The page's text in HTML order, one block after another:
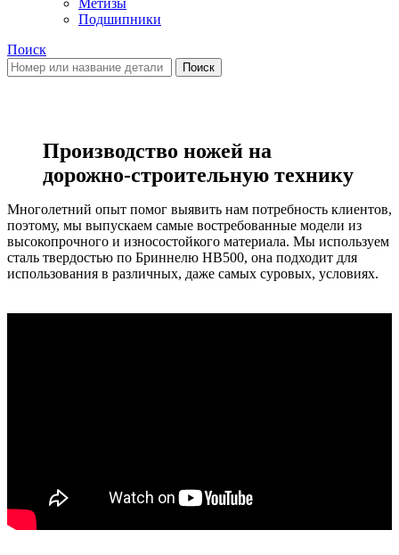
Метизы
Подшипники
Поиск
Поиск
Производство ножей на
дорожно-строительную технику
Многолетний опыт помог выявить нам потребность клиентов,
поэтому, мы выпускаем самые востребованные модели из
высокопрочного и износостойкого материала. Мы используем
сталь твердостью по Бриннелю НВ500, она подходит для
использования в различных, даже самых суровых, условиях.